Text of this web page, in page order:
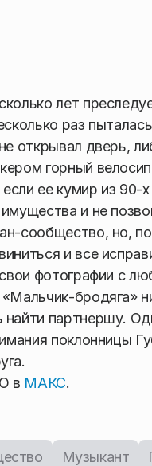
лет
раз
открывал дверь,
горный
ее кумир из 90-
и не
сообщество, но,
и все
фотографии с
бродяга»
партнершу.
поклонницы
в МАКС.
Музыкант